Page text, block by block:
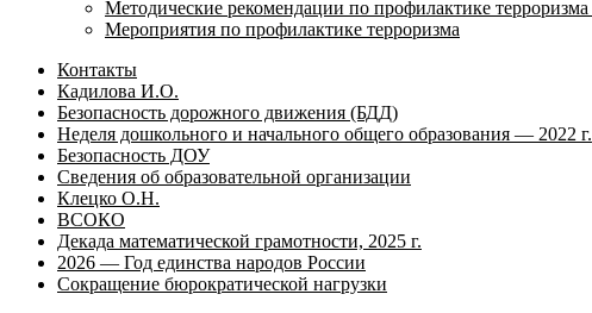
Методические рекомендации по профилактике
Мероприятия по профилактике терроризма
Контакты
Кадилова И.О.
Безопасность дорожного движения (БДД)
Неделя дошкольного и начального общего образования — 2022 г.
Безопасность ДОУ
Сведения об образовательной организации
Клецко О.Н.
ВСОКО
Декада математической грамотности, 2025 г.
2026 — Год единства народов России
Сокращение бюрократической нагрузки